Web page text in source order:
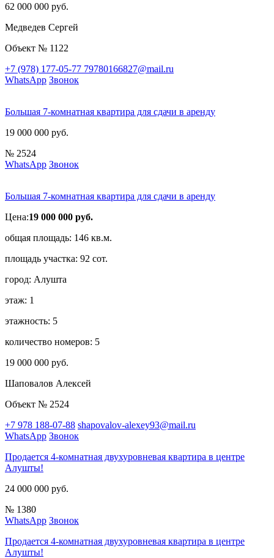
62 000 000 руб.
Медведев Сергей
Объект № 1122
+7 (978) 177-05-77 79780166827@mail.ru
WhatsApp Звонок
Большая 7-комнатная квартира для сдачи в аренду
19 000 000 руб.
№ 2524
WhatsApp Звонок
Большая 7-комнатная квартира для сдачи в аренду
Цена:19 000 000 руб.
общая площадь: 146 кв.м.
площадь участка: 92 сот.
город: Алушта
этаж: 1
этажность: 5
количество номеров: 5
19 000 000 руб.
Шаповалов Алексей
Объект № 2524
+7 978 188-07-88 shapovalov-alexey93@mail.ru
WhatsApp Звонок
Продается 4-комнатная двухуровневая квартира в центре
Алушты!
24 000 000 руб.
№ 1380
WhatsApp Звонок
Продается 4-комнатная двухуровневая квартира в центре
Алушты!